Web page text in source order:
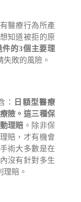
醫療行為所產
知道被拒的原
的3個主要理
失敗的風險。
：
日額型醫療
險。這三種保
理賠 。除非保
賠，才有機會
術大多數是在
沒有針對多生
理賠。